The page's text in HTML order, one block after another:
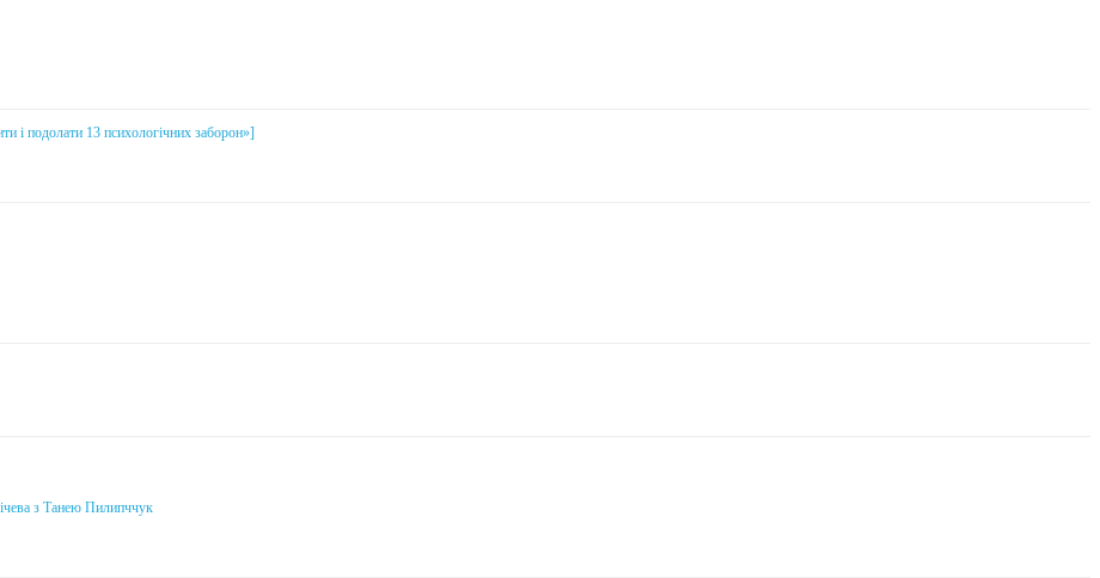
і подолати 13 психологічних заборон»]
з Танею Пилипччук